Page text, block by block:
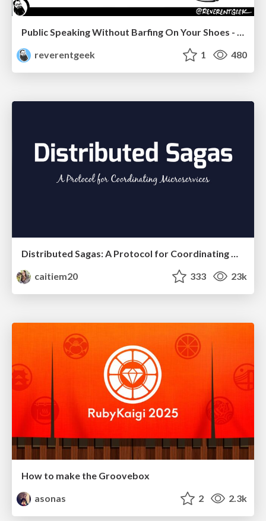
Public Speaking Without Barfing On Your Shoes - THAT 2023
reverentgeek
1 480
Distributed Sagas: A Protocol for Coordinating Microservices
caitiem20
333 23k
How to make the Groovebox
asonas
2 2.3k